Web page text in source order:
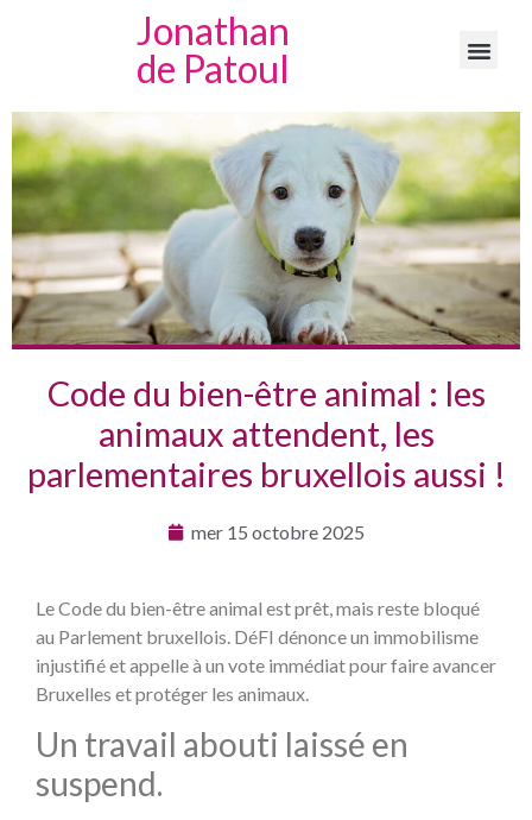
Jonathan
de Patoul
Code du bien-être animal : les
animaux attendent, les
parlementaires bruxellois aussi !
mer 15 octobre 2025
Le Code du bien-être animal est prêt, mais reste bloqué
au Parlement bruxellois. DéFI dénonce un immobilisme
injustifié et appelle à un vote immédiat pour faire avancer
Bruxelles et protéger les animaux.
Un travail abouti laissé en
suspend.